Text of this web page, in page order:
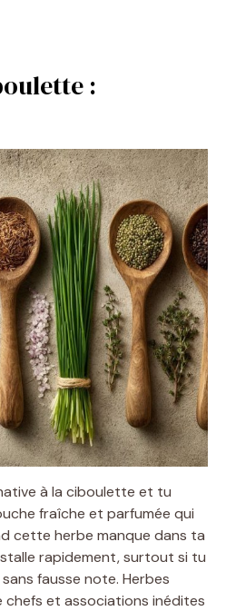
:
à la ciboulette et tu
fraîche et parfumée qui
cette herbe manque dans ta
rapidement, surtout si tu
fausse note. Herbes
et associations inédites